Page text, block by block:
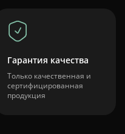
Гарантия качества
Только качественная и
сертифицированная
продукция